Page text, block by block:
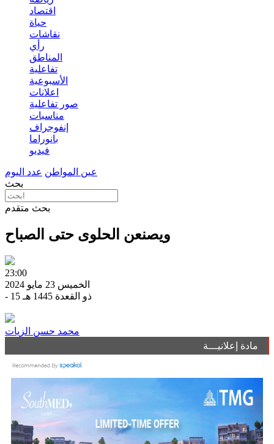
اقتصاد
حياة
نقاشات
رأي
المناطق
تفاعلية
الأسبوعية
اعلانات
صور تفاعلية
مناسبات
إنفوجراف
بانوراما
فيديو
عين المواطن عدد اليوم
بحث
بحث متقدم
ويصنعن الحلوى حتى الصباح
23:00
الخميس 23 مايو 2024
- 15 ذو القعدة 1445 هـ
محمد حسن الزيات
مادة إعلانيـــة